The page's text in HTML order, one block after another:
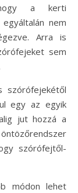
a kerti
nem
Arra is
sem
szórófejekétől
egy az egyik
jut hozzá a
szórófejtől-
módon lehet